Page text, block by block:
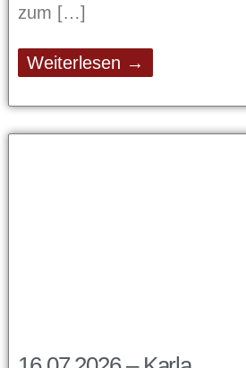
zum
Weiterlesen →